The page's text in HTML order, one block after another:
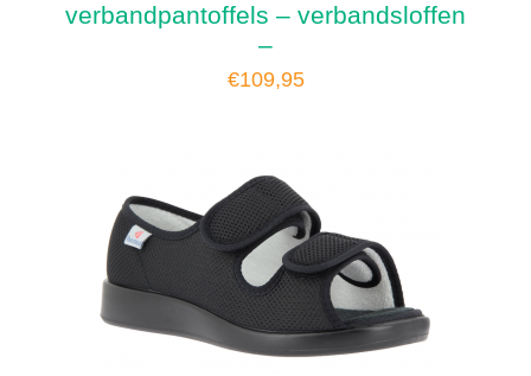
verbandpantoffels – verbandsloffen
–
€109,95